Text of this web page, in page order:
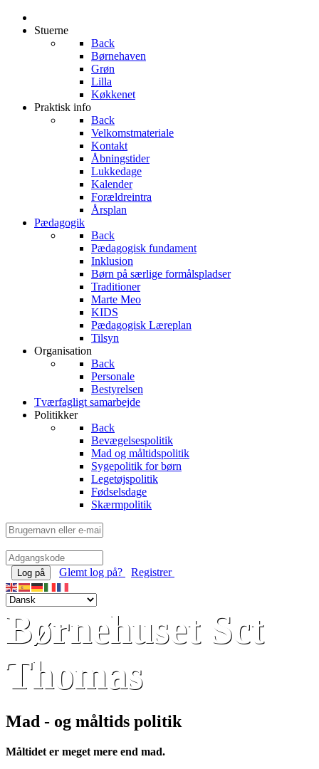
Stuerne
Back
Børnehaven
Grøn
Lilla
Køkkenet
Praktisk info
Back
Velkomstmateriale
Kontakt
Åbningstider
Lukkedage
Kalender
Forældreintra
Årsplan
Pædagogik
Back
Pædagogisk fundament
Inklusion
Børn på særlige formålspladser
Traditioner
Marte Meo
KIDS
Pædagogisk Læreplan
Tilsyn
Organisation
Back
Personale
Bestyrelsen
Tværfagligt samarbejde
Politikker
Back
Bevægelsespolitik
Mad og måltidspolitik
Sygepolitik for børn
Legetøjspolitik
Fødselsdage
Skærmpolitik
Log på Glemt log på? Registrer
Børnehuset Sct
Thomas
Mad - og måltids politik
Måltidet er meget mere end mad.